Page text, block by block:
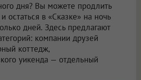
дня? Вы можете продлить
остаться в «Сказке» на ночь
дней. Здесь предлагают
компании друзей
коттедж,
уикенда — отдельный